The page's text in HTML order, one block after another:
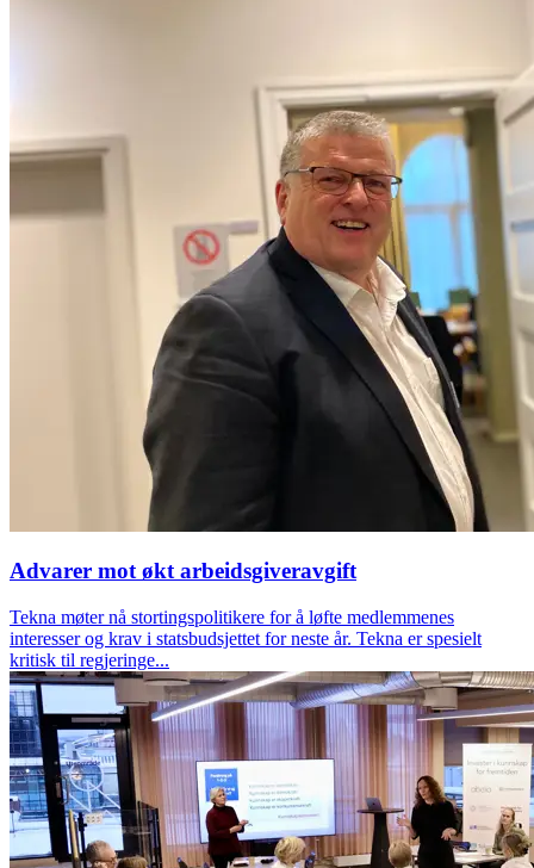
Advarer mot økt arbeidsgiveravgift
Tekna møter nå stortingspolitikere for å løfte medlemmenes
interesser og krav i statsbudsjettet for neste år. Tekna er spesielt
kritisk til regjeringe...